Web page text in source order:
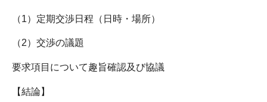
（1）定期交渉日程（日時・場所）
（2）交渉の議題
要求項目について趣旨確認及び協議
【結論】